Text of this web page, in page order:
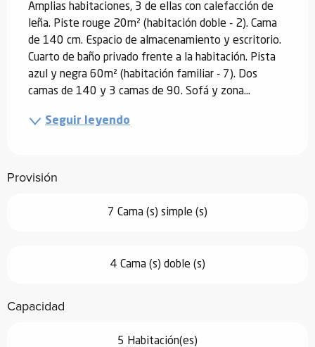
Amplias habitaciones, 3 de ellas con calefacción de
leña. Piste rouge 20m² (habitación doble - 2). Cama
de 140 cm. Espacio de almacenamiento y escritorio.
Cuarto de baño privado frente a la habitación. Pista
azul y negra 60m² (habitación familiar - 7). Dos
camas de 140 y 3 camas de 90. Sofá y zona...
Seguir leyendo
Provisión
7 Cama (s) simple (s)
4 Cama (s) doble (s)
Capacidad
5 Habitación(es)